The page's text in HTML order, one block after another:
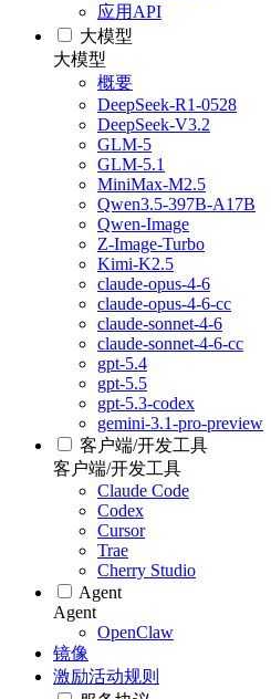
应用API
大模型
大模型
概要
DeepSeek-R1-0528
DeepSeek-V3.2
GLM-5
GLM-5.1
MiniMax-M2.5
Qwen3.5-397B-A17B
Qwen-Image
Z-Image-Turbo
Kimi-K2.5
claude-opus-4-6
claude-opus-4-6-cc
claude-sonnet-4-6
claude-sonnet-4-6-cc
gpt-5.4
gpt-5.5
gpt-5.3-codex
gemini-3.1-pro-preview
客户端/开发工具
客户端/开发工具
Claude Code
Codex
Cursor
Trae
Cherry Studio
Agent
Agent
OpenClaw
镜像
激励活动规则